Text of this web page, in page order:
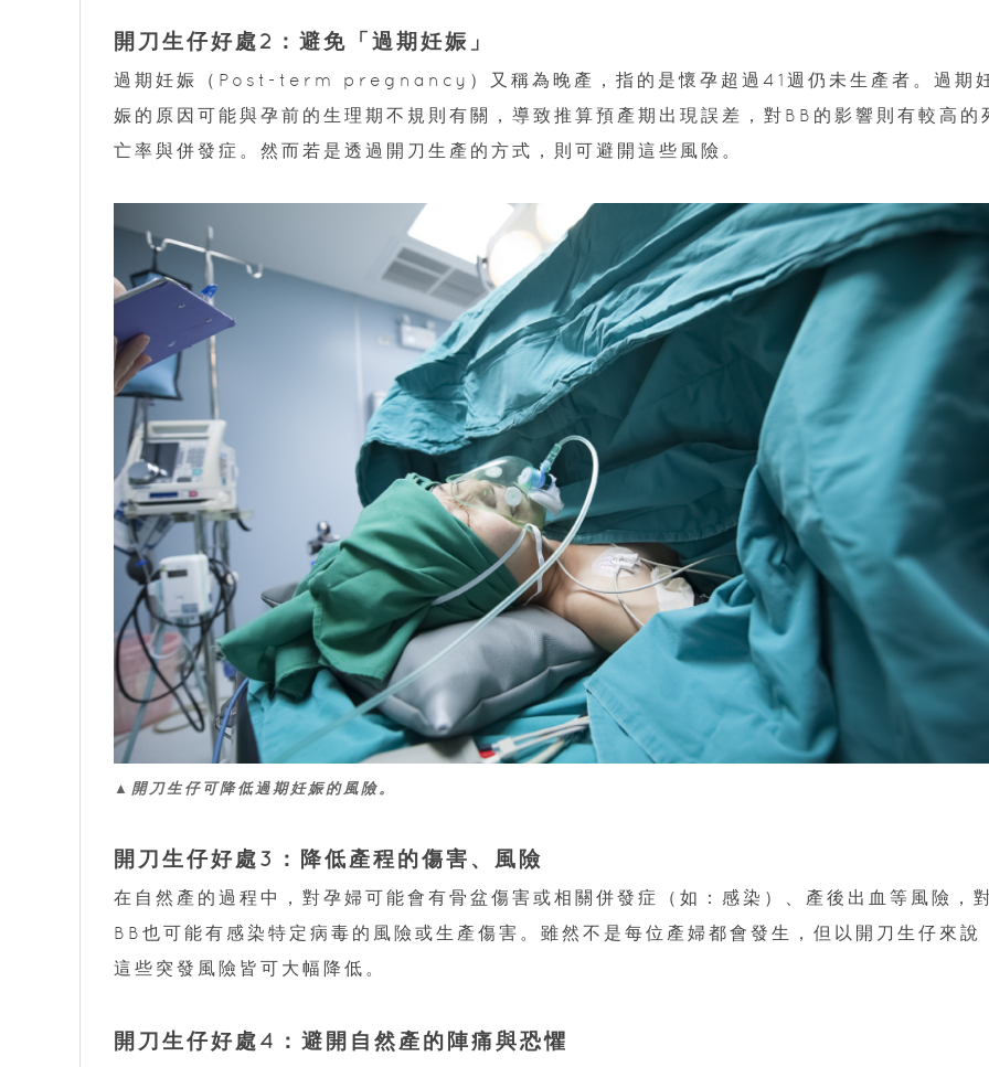
開刀生仔好處2：避免「過期妊娠」
過期妊娠（Post-term pregnancy）又稱為晚產，指的是懷孕超過41週仍未生產者。過期
娠的原因可能與孕前的生理期不規則有關，導致推算預產期出現誤差，對BB的影響則有較高的
亡率與併發症。然而若是透過開刀生產的方式，則可避開這些風險。
▲開刀生仔可降低過期妊娠的風險。
開刀生仔好處3：降低產程的傷害、風險
在自然產的過程中，對孕婦可能會有骨盆傷害或相關併發症（如：感染）、產後出血等風險，
BB也可能有感染特定病毒的風險或生產傷害。雖然不是每位產婦都會發生，但以開刀生仔來說
這些突發風險皆可大幅降低。
開刀生仔好處4：避開自然產的陣痛與恐懼